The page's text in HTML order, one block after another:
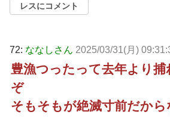
レスにコメント
72: ななしさん 2025/03/31(月)
豊漁つったって去年より
ぞ
そもそもが絶滅寸前だから